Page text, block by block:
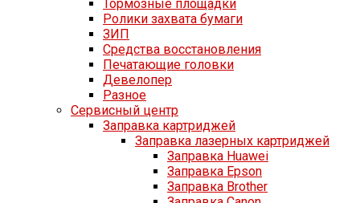
Тормозные площадки
Ролики захвата бумаги
ЗИП
Средства восстановления
Печатающие головки
Девелопер
Разное
Сервисный центр
Заправка картриджей
Заправка лазерных картриджей
Заправка Huawei
Заправка Epson
Заправка Brother